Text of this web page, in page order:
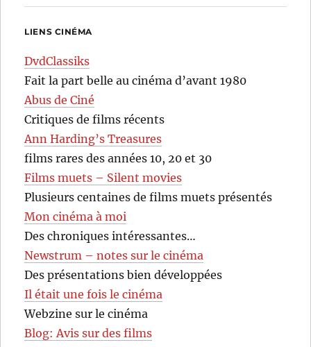
LIENS CINÉMA
DvdClassiks
Fait la part belle au cinéma d’avant 1980
Abus de Ciné
Critiques de films récents
Ann Harding’s Treasures
films rares des années 10, 20 et 30
Films muets – Silent movies
Plusieurs centaines de films muets présentés
Mon cinéma à moi
Des chroniques intéressantes…
Newstrum – notes sur le cinéma
Des présentations bien développées
Il était une fois le cinéma
Webzine sur le cinéma
Blog: Avis sur des films